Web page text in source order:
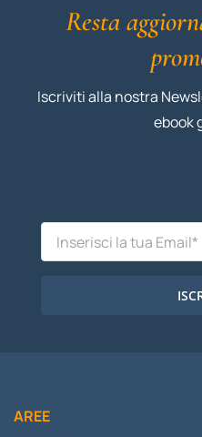
Resta
Iscriviti alla nostra
ebook
AREE